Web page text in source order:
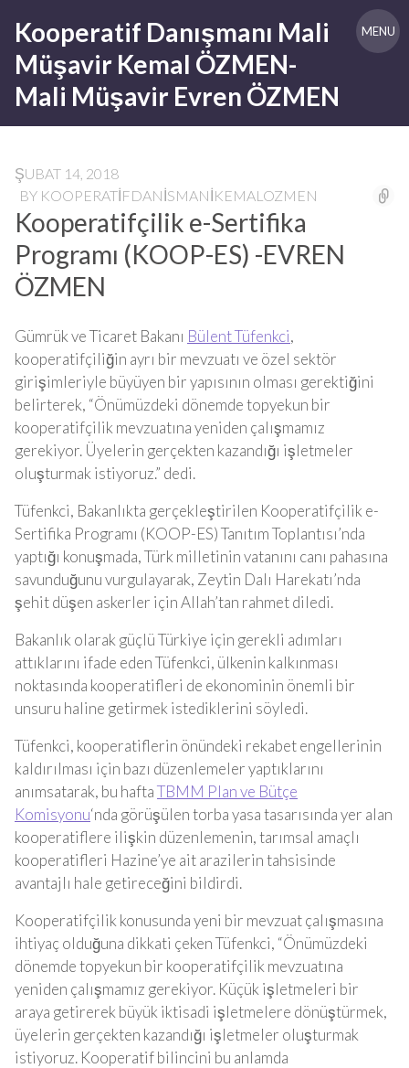
content
Kooperatif Danışmanı Mali
Müşavir Kemal ÖZMEN-
Mali Müşavir Evren ÖZMEN
MENU
ŞUBAT 14, 2018
BY KOOPERATIFDANISMANIKEMALOZMEN
Kooperatifçilik e-Sertifika
Programı (KOOP-ES) -EVREN
ÖZMEN
Gümrük ve Ticaret Bakanı Bülent Tüfenkci,
kooperatifçiliğin ayrı bir mevzuatı ve özel sektör
girişimleriyle büyüyen bir yapısının olması gerektiğini
belirterek, “Önümüzdeki dönemde topyekun bir
kooperatifçilik mevzuatına yeniden çalışmamız
gerekiyor. Üyelerin gerçekten kazandığı işletmeler
oluşturmak istiyoruz.” dedi.
Tüfenkci, Bakanlıkta gerçekleştirilen Kooperatifçilik e-
Sertifika Programı (KOOP-ES) Tanıtım Toplantısı’nda
yaptığı konuşmada, Türk milletinin vatanını canı pahasına
savunduğunu vurgulayarak, Zeytin Dalı Harekatı’nda
şehit düşen askerler için Allah’tan rahmet diledi.
Bakanlık olarak güçlü Türkiye için gerekli adımları
attıklarını ifade eden Tüfenkci, ülkenin kalkınması
noktasında kooperatifleri de ekonominin önemli bir
unsuru haline getirmek istediklerini söyledi.
Tüfenkci, kooperatiflerin önündeki rekabet engellerinin
kaldırılması için bazı düzenlemeler yaptıklarını
anımsatarak, bu haftaTBMM Plan ve Bütçe
Komisyonu‘nda görüşülen torba yasa tasarısında yer alan
kooperatiflere ilişkin düzenlemenin, tarımsal amaçlı
kooperatifleri Hazine’ye ait arazilerin tahsisinde
avantajlı hale getireceğini bildirdi.
Kooperatifçilik konusunda yeni bir mevzuat çalışmasına
ihtiyaç olduğuna dikkati çeken Tüfenkci, “Önümüzdeki
dönemde topyekun bir kooperatifçilik mevzuatına
yeniden çalışmamız gerekiyor. Küçük işletmeleri bir
araya getirerek büyük iktisadi işletmelere dönüştürmek,
üyelerin gerçekten kazandığı işletmeler oluşturmak
istiyoruz. Kooperatif bilincini bu anlamda